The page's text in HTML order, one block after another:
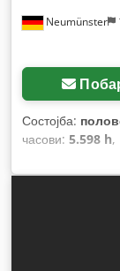
Neumünster
Состојба:
часови: 5.598 h,